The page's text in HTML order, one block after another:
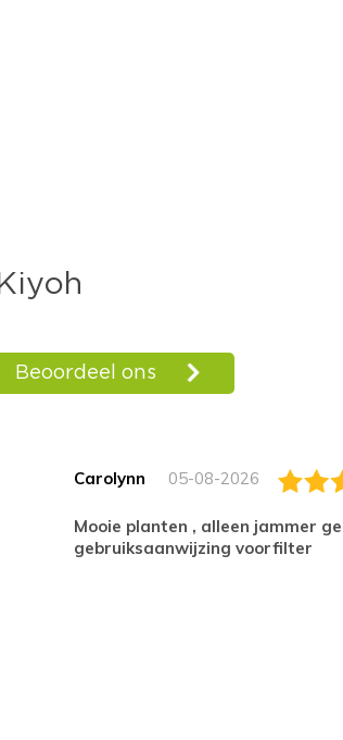
Carolynn 05-08-2026
Mooie planten , alleen jammer geen
gebruiksaanwijzing voorfilter